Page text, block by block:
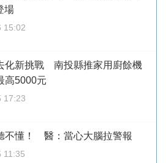
場
15:02
化新挑戰 南投縣推家用廚餘機
高5000元
17:23
不懂！ 醫：當心大腦拉警報
11:35